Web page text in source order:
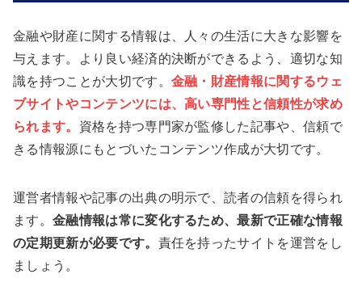
金融や財産に関する情報は、人々の生活に大きな影響を
与えます。より良い経済的決断ができるよう、適切な知
識を持つことが大切です。 金融・財産情報に関するウェ
ブサイトやコンテンツには、高い専門性と信頼性が求め
られます。 資格を持つ専門家が監修した記事や、信頼で
きる情報源にもとづいたコンテンツ作成が大切です。
運営者情報や記事の出典の明示で、読者の信頼を得られ
ます。 金融情報は常に変化するため、最新で正確な情報
の定期更新が必要です。 責任を持ったサイトを運営をし
ましょう。